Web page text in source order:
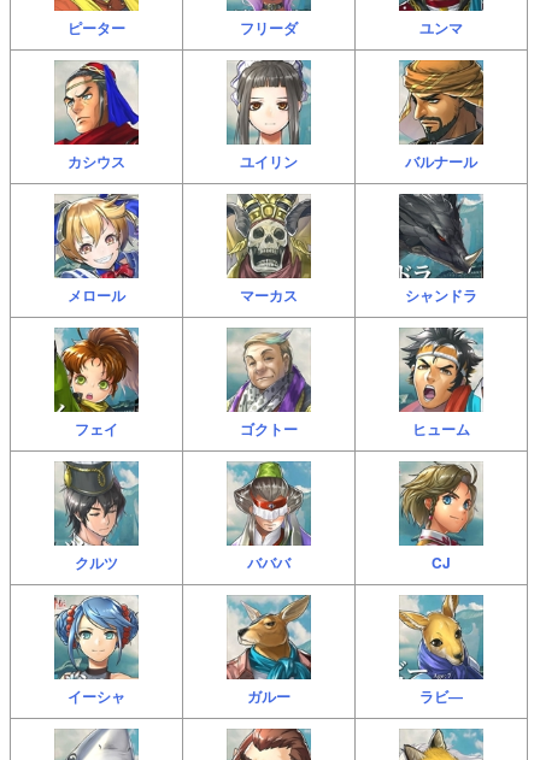
ピーター フリーダ ユンマ
カシウス ユイリン バルナール
メロール マーカス シャンドラ
フェイ ゴクトー ヒューム
クルツ バババ CJ
イーシャ ガルー ラビ―